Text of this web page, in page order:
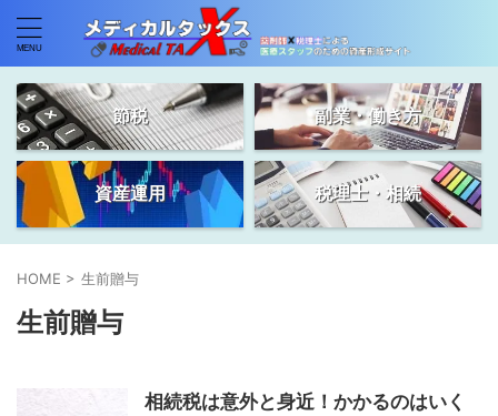
節税 副業・働き方
資産運用 税理士・相続
HOME > 生前贈与
生前贈与
相続税は意外と身近！かかるのはいく